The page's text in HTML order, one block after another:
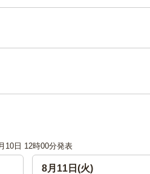
10日 12時00分発表
8月11日(火)